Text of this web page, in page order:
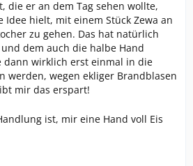
die er an dem Tag sehen wollte,
Idee hielt, mit einem Stück Zewa an
zu gehen. Das hat natürlich
dem auch die halbe Hand
dann wirklich erst einmal in die
werden, wegen ekliger Brandblasen
mir das erspart!
ist, mir eine Hand voll Eis